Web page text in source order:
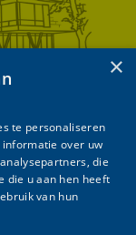
Noa
×
te personaliseren
informatie over uw
die
die u aan hen heeft
van hun